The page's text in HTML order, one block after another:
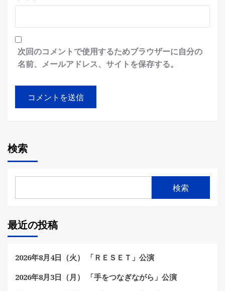
次回のコメントで使用するためブラウザーに自分の
名前、メールアドレス、サイトを保存する。
検索
検索
最近の投稿
2026年8月4日（火） 「ＲＥＳＥＴ」公演
2026年8月3日（月） 「手をつなぎながら」公演